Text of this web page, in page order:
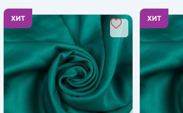
ХИТ ХИТ